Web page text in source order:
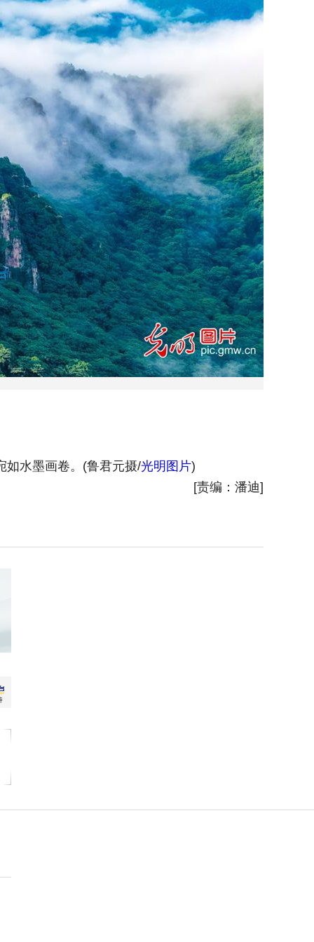
水墨画卷。(鲁君元摄/光明图片)
[责编：潘迪]